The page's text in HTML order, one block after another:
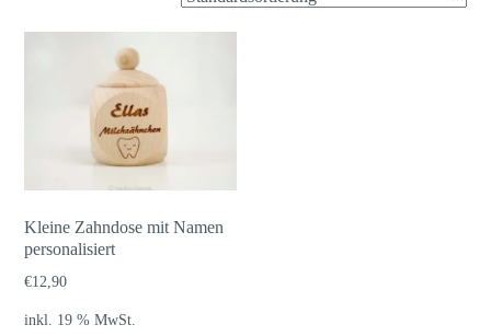
Kleine Zahndose mit Namen
personalisiert
€12,90
inkl. 19 % MwSt.